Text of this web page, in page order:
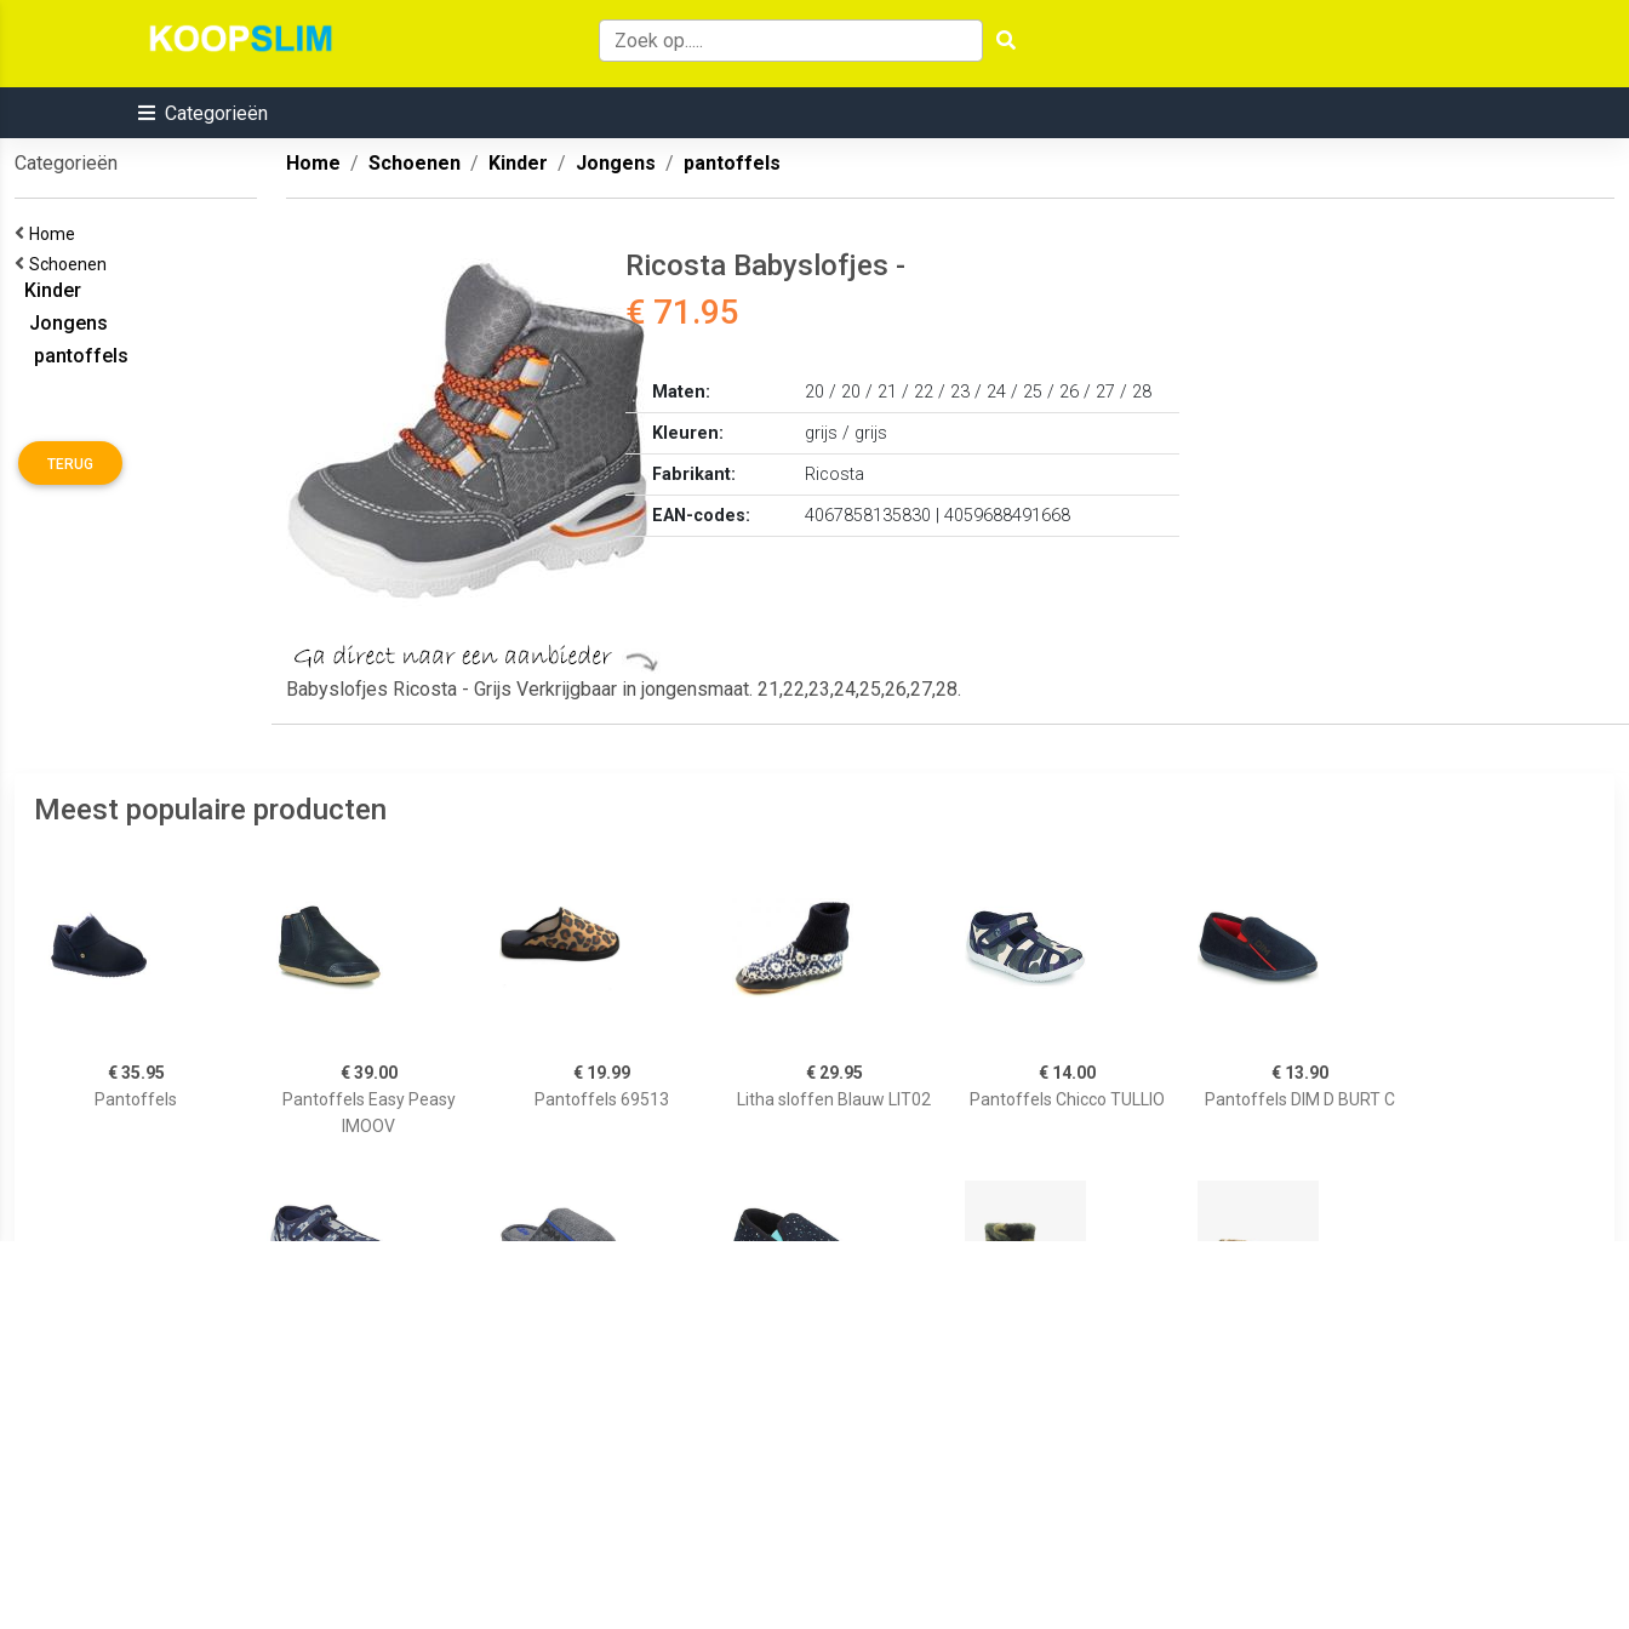
Categorieën
Categorieën
Home
Schoenen
Kinder
Jongens
pantoffels
TERUG
Home Schoenen Kinder Jongens pantoffels
Ricosta Babyslofjes -
€ 71.95
Maten:
20 / 20 / 21 / 22 / 23 / 24 / 25 / 26 / 27 / 28
Kleuren:
grijs / grijs
Fabrikant:
Ricosta
EAN-codes:
4067858135830 | 4059688491668
Babyslofjes Ricosta - Grijs Verkrijgbaar in jongensmaat. 21,22,23,24,25,26,27,28.
Meest populaire producten
€ 35.95
Pantoffels
€ 39.00
Pantoffels Easy Peasy
IMOOV
€ 19.99
Pantoffels 69513
€ 29.95
Litha sloffen Blauw LIT02
€ 14.00
Pantoffels Chicco TULLIO
€ 13.90
Pantoffels DIM D BURT C